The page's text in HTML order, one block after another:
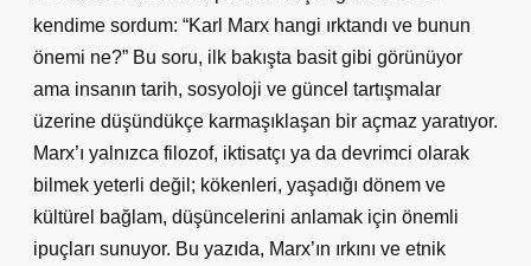
kendime sordum: “Karl Marx hangi ırktandı ve bunun
önemi ne?” Bu soru, ilk bakışta basit gibi görünüyor
ama insanın tarih, sosyoloji ve güncel tartışmalar
üzerine düşündükçe karmaşıklaşan bir açmaz yaratıyor.
Marx’ı yalnızca filozof, iktisatçı ya da devrimci olarak
bilmek yeterli değil; kökenleri, yaşadığı dönem ve
kültürel bağlam, düşüncelerini anlamak için önemli
ipuçları sunuyor. Bu yazıda, Marx’ın ırkını ve etnik